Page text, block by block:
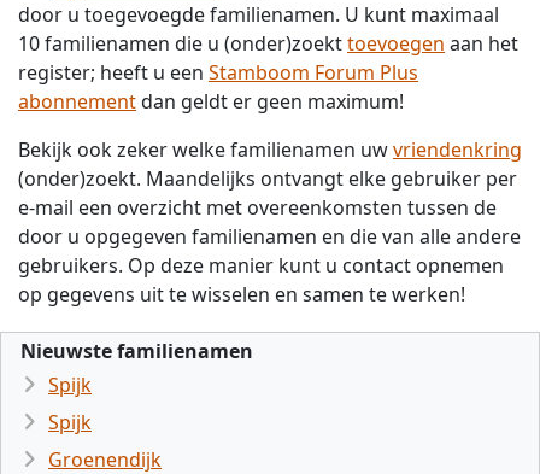
door u toegevoegde familienamen. U kunt maximaal
10 familienamen die u (onder)zoekttoevoegen aan het
register; heeft u een Stamboom Forum Plus
abonnementdan geldt er geen maximum!
Bekijk ook zeker welke familienamen uwvriendenkring
(onder)zoekt. Maandelijks ontvangt elke gebruiker per
e-mail een overzicht met overeenkomsten tussen de
door u opgegeven familienamen en die van alle andere
gebruikers. Op deze manier kunt u contact opnemen
op gegevens uit te wisselen en samen te werken!
Nieuwste familienamen
Spijk
Spijk
Groenendijk